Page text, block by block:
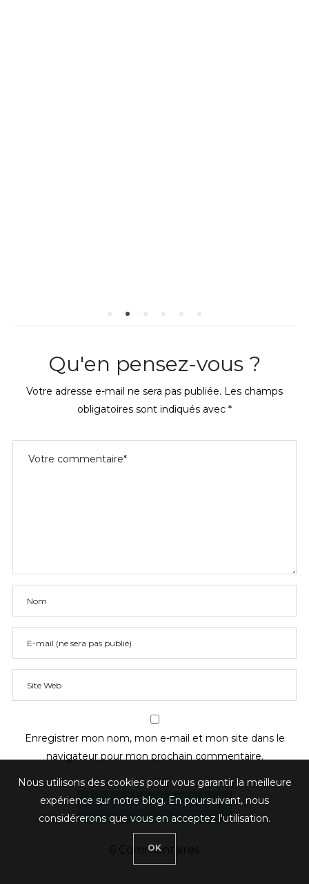
Qu'en pensez-vous ?
Votre adresse e-mail ne sera pas publiée. Les champs
obligatoires sont indiqués avec *
Enregistrer mon nom, mon e-mail et mon site dans le
navigateur pour mon prochain commentaire.
6 Commentaires
Nous utilisons des cookies pour vous garantir la meilleure
expérience sur notre blog. En poursuivant, nous
considérerons que vous en acceptez l'utilisation.
OK